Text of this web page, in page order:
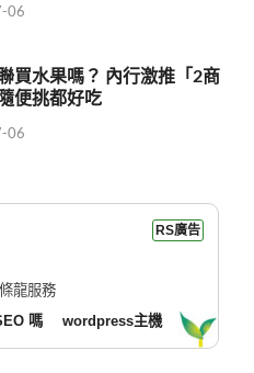
06
買水果嗎？ 內行激推「2商
便挑都好吃
06
RS廣告
龍服務
嗎 wordpress主機